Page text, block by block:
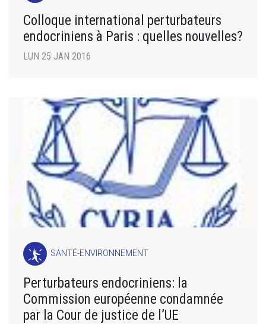
Colloque international perturbateurs
endocriniens à Paris : quelles nouvelles?
LUN 25 JAN 2016
SANTÉ-ENVIRONNEMENT
Perturbateurs endocriniens: la
Commission européenne condamnée
par la Cour de justice de l’UE